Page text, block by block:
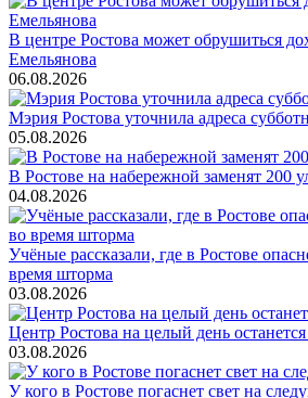
В центре Ростова может обрушиться
Емельянова
06.08.2026
Мэрия Ростова уточнила адреса
05.08.2026
В Ростове на набережной заменят 200
04.08.2026
Учёные рассказали, где в Ростове
время шторма
03.08.2026
Центр Ростова на целый день
03.08.2026
У кого в Ростове погаснет свет на